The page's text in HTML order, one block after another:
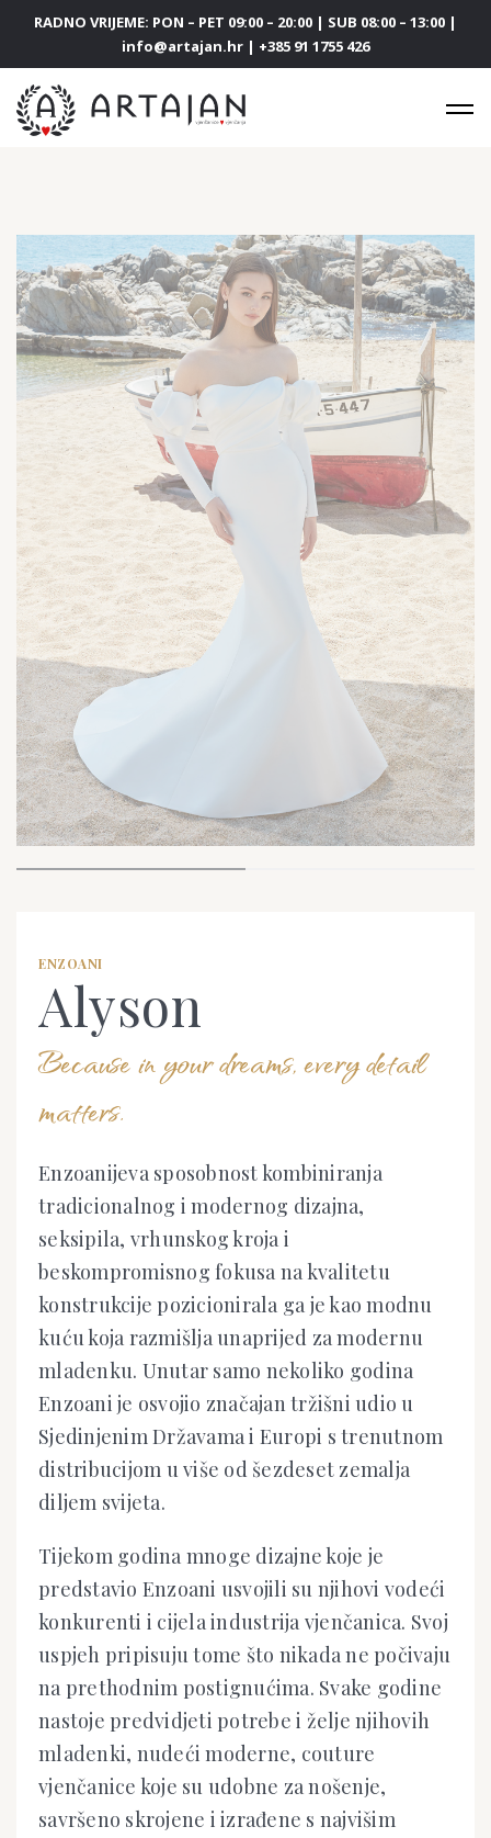
RADNO VRIJEME: PON – PET 09:00 – 20:00 | SUB 08:00 – 13:00 |
info@artajan.hr | +385 91 1755 426
Alyson
Because in your dreams, every detail
matters.
Enzoanijeva sposobnost kombiniranja
tradicionalnog i modernog dizajna,
seksipila, vrhunskog kroja i
beskompromisnog fokusa na kvalitetu
konstrukcije pozicionirala ga je kao modnu
kuću koja razmišlja unaprijed za modernu
mladenku. Unutar samo nekoliko godina
Enzoani je osvojio značajan tržišni udio u
Sjedinjenim Državama i Europi s trenutnom
distribucijom u više od šezdeset zemalja
diljem svijeta.
Tijekom godina mnoge dizajne koje je
predstavio Enzoani usvojili su njihovi vodeći
konkurenti i cijela industrija vjenčanica. Svoj
uspjeh pripisuju tome što nikada ne počivaju
na prethodnim postignućima. Svake godine
nastoje predvidjeti potrebe i želje njihovih
mladenki, nudeći moderne, couture
vjenčanice koje su udobne za nošenje,
savršeno skrojene i izrađene s najvišim
ENZOANI